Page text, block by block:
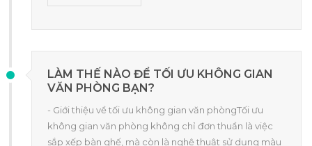
LÀM THẾ NÀO ĐỂ TỐI ƯU KHÔNG GIAN
VĂN PHÒNG BẠN?
- Giới thiệu về tối ưu không gian văn phòngTối ưu
không gian văn phòng không chỉ đơn thuần là việc
sắp xếp bàn ghế, mà còn là nghệ thuật sử dụng màu